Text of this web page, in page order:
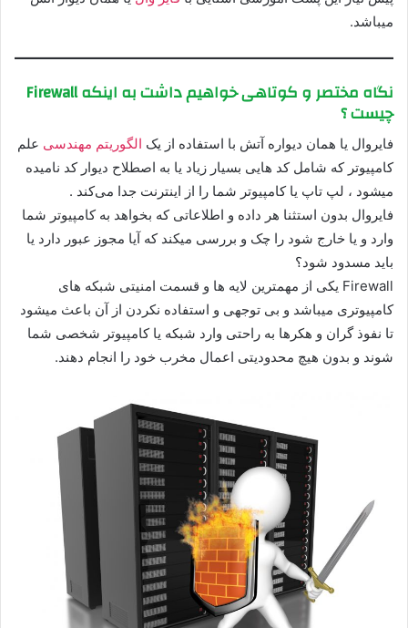
میباشد.
نگاه مختصر و کوتاهی خواهیم داشت به اینکه Firewall
چیست ؟
فایروال یا همان دیواره آتش با استفاده از یک الگوریتم مهندسی علم
کامپیوتر که شامل کد هایی بسیار زیاد یا به اصطلاح دیوار کد نامیده
میشود ، لپ تاپ یا کامپیوتر شما را از اینترنت جدا می‌کند .
فایروال بدون استثنا هر داده‌ و اطلاعاتی که بخواهد به کامپیوتر شما
وارد و یا خارج شود را چک و بررسی میکند که آیا مجوز عبور دارد یا
باید مسدود شود؟
Firewall یکی از مهمترین لایه‌ ها و قسمت امنیتی شبکه‌ های
کامپیوتری میباشد و بی توجهی و استفاده نکردن از آن باعث میشود
تا نفوذ گران و هکرها به‌ راحتی وارد شبکه یا کامپیوتر شخصی شما
شوند و بدون هیچ محدودیتی اعمال مخرب خود را انجام دهند.